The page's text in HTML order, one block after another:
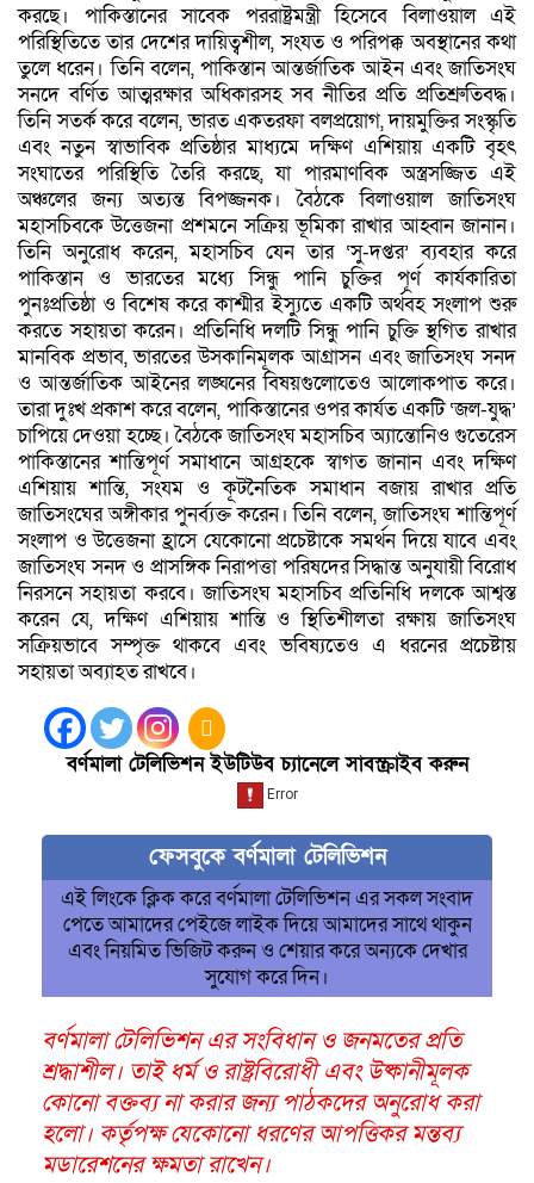
করছে। পাকিস্তানের সাবেক পররাষ্ট্রমন্ত্রী হিসেবে বিলাওয়াল এই
পরিস্থিতিতে তার দেশের দায়িত্বশীল, সংযত ও পরিপক্ক অবস্থানের কথা
তুলে ধরেন। তিনি বলেন, পাকিস্তান আন্তর্জাতিক আইন এবং জাতিসংঘ
সনদে বর্ণিত আত্মরক্ষার অধিকারসহ সব নীতির প্রতি প্রতিশ্রুতিবদ্ধ।
তিনি সতর্ক করে বলেন, ভারত একতরফা বলপ্রয়োগ, দায়মুক্তির সংস্কৃতি
এবং নতুন স্বাভাবিক প্রতিষ্ঠার মাধ্যমে দক্ষিণ এশিয়ায় একটি বৃহৎ
সংঘাতের পরিস্থিতি তৈরি করছে, যা পারমাণবিক অস্ত্রসজ্জিত এই
অঞ্চলের জন্য অত্যন্ত বিপজ্জনক। বৈঠকে বিলাওয়াল জাতিসংঘ
মহাসচিবকে উত্তেজনা প্রশমনে সক্রিয় ভূমিকা রাখার আহ্বান জানান।
তিনি অনুরোধ করেন, মহাসচিব যেন তার ‘সু-দপ্তর’ ব্যবহার করে
পাকিস্তান ও ভারতের মধ্যে সিন্ধু পানি চুক্তির পূর্ণ কার্যকারিতা
পুনঃপ্রতিষ্ঠা ও বিশেষ করে কাশ্মীর ইস্যুতে একটি অর্থবহ সংলাপ শুরু
করতে সহায়তা করেন। প্রতিনিধি দলটি সিন্ধু পানি চুক্তি স্থগিত রাখার
মানবিক প্রভাব, ভারতের উসকানিমূলক আগ্রাসন এবং জাতিসংঘ সনদ
ও আন্তর্জাতিক আইনের লঙ্ঘনের বিষয়গুলোতেও আলোকপাত করে।
তারা দুঃখ প্রকাশ করে বলেন, পাকিস্তানের ওপর কার্যত একটি ‘জল-যুদ্ধ’
চাপিয়ে দেওয়া হচ্ছে। বৈঠকে জাতিসংঘ মহাসচিব অ্যান্তোনিও গুতেরেস
পাকিস্তানের শান্তিপূর্ণ সমাধানে আগ্রহকে স্বাগত জানান এবং দক্ষিণ
এশিয়ায় শান্তি, সংযম ও কূটনৈতিক সমাধান বজায় রাখার প্রতি
জাতিসংঘের অঙ্গীকার পুনর্ব্যক্ত করেন। তিনি বলেন, জাতিসংঘ শান্তিপূর্ণ
সংলাপ ও উত্তেজনা হ্রাসে যেকোনো প্রচেষ্টাকে সমর্থন দিয়ে যাবে এবং
জাতিসংঘ সনদ ও প্রাসঙ্গিক নিরাপত্তা পরিষদের সিদ্ধান্ত অনুযায়ী বিরোধ
নিরসনে সহায়তা করবে। জাতিসংঘ মহাসচিব প্রতিনিধি দলকে আশ্বস্ত
করেন যে, দক্ষিণ এশিয়ায় শান্তি ও স্থিতিশীলতা রক্ষায় জাতিসংঘ
সক্রিয়ভাবে সম্পৃক্ত থাকবে এবং ভবিষ্যতেও এ ধরনের প্রচেষ্টায়
সহায়তা অব্যাহত রাখবে।
বর্ণমালা টেলিভিশন ইউটিউব চ্যানেলে সাবস্ক্রাইব করুন
ফেসবুকে বর্ণমালা টেলিভিশন
এই লিংকে ক্লিক করে বর্ণমালা টেলিভিশন এর সকল সংবাদ
পেতে আমাদের পেইজে লাইক দিয়ে আমাদের সাথে থাকুন
এবং নিয়মিত ভিজিট করুন ও শেয়ার করে অন্যকে দেখার
সুযোগ করে দিন।
বর্ণমালা টেলিভিশন এর সংবিধান ও জনমতের প্রতি
শ্রদ্ধাশীল। তাই ধর্ম ও রাষ্ট্রবিরোধী এবং উষ্কানীমূলক
কোনো বক্তব্য না করার জন্য পাঠকদের অনুরোধ করা
হলো। কর্তৃপক্ষ যেকোনো ধরণের আপত্তিকর মন্তব্য
মডারেশনের ক্ষমতা রাখেন।